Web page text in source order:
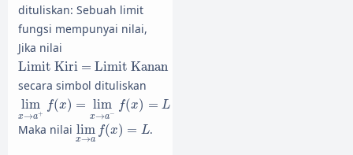
dituliskan: Sebuah limit
fungsi mempunyai nilai,
Jika nilai
Limit Kiri = Limit Kanan
Limit Kiri = Limit Kanan
secara simbol dituliskan
lim
x→a+
f(x) = lim
x→a−
f(x) = L
limx →a+ =lim x→a x
Maka nilai lim
x→a
f(x) = L
limx→af =.